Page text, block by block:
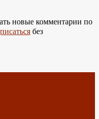
новые комментарии по
без